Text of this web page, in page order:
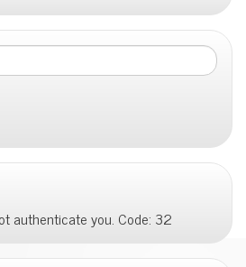
authenticate you. Code: 32